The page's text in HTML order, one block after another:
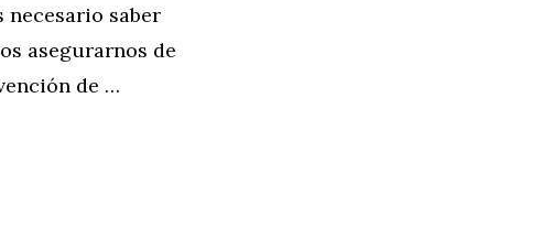
necesario saber
asegurarnos de
de …